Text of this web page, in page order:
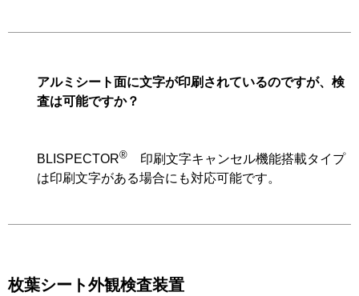
アルミシート面に文字が印刷されているのですが、検
査は可能ですか？
BLISPECTOR®印刷文字キャンセル機能搭載タイプ
は印刷文字がある場合にも対応可能です。
枚葉シート外観検査装置